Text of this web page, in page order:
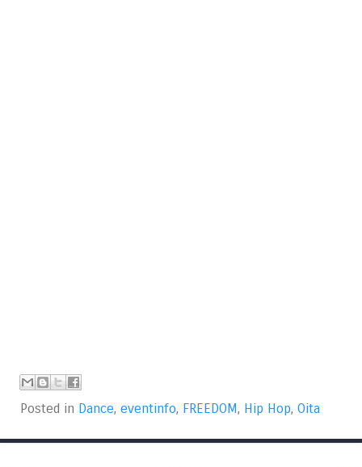
Posted in Dance, eventinfo, FREEDOM, Hip Hop, Oita